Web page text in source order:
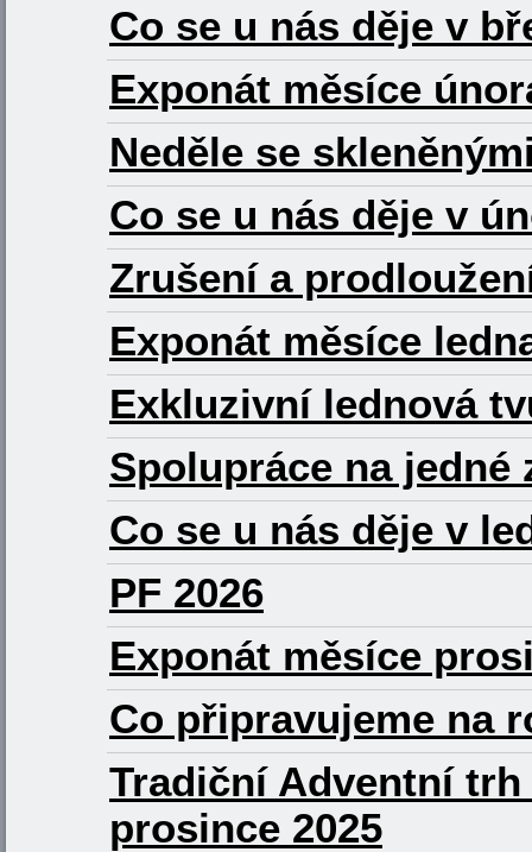
Co se u nás děje v
Exponát měsíce
Neděle se
Co se u nás děje v
Zrušení a
Exponát měsíce
Exkluzivní lednová
Spolupráce na jedné
Co se u nás děje v
PF 2026
Exponát měsíce
Co připravujeme na
Tradiční Adventní trh
prosince 2025